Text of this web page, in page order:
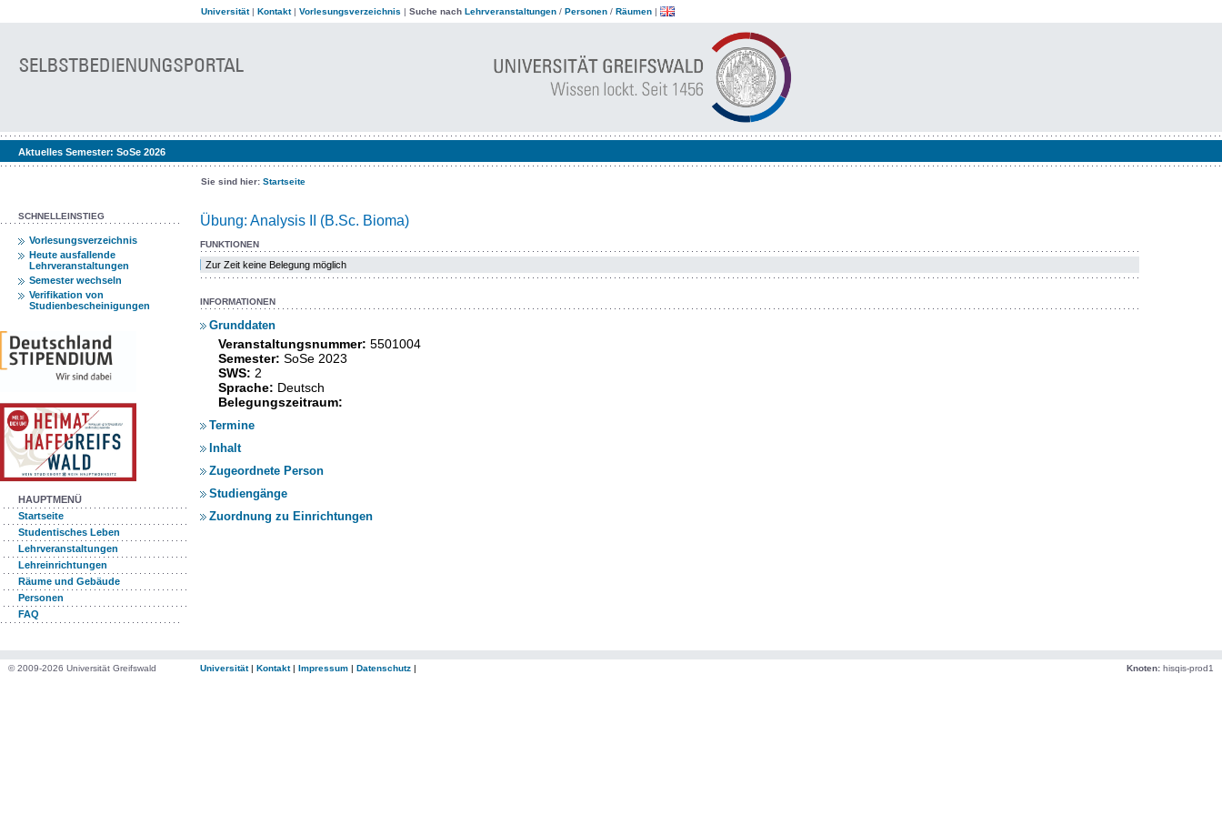
Universität| Kontakt| Vorlesungsverzeichnis | Suche nach Lehrveranstaltungen / Personen / Räumen |
Aktuelles Semester: SoSe 2026
Sie sind hier: Startseite
SCHNELLEINSTIEG
Vorlesungsverzeichnis
Heute ausfallende
Lehrveranstaltungen
Semester wechseln
Verifikation von
Studienbescheinigungen
HAUPTMENÜ
Startseite
Studentisches Leben
Lehrveranstaltungen
Lehreinrichtungen
Räume und Gebäude
Personen
FAQ
Übung: Analysis II (B.Sc. Bioma)
FUNKTIONEN
Zur Zeit keine Belegung möglich
INFORMATIONEN
Grunddaten
Veranstaltungsnummer: 5501004
Semester: SoSe 2023
SWS: 2
Sprache: Deutsch
Belegungszeitraum:
Termine
Inhalt
Zugeordnete Person
Studiengänge
Zuordnung zu Einrichtungen
© 2009-2026 Universität Greifswald Universität| Kontakt| Impressum | Datenschutz | Knoten: hisqis-prod1